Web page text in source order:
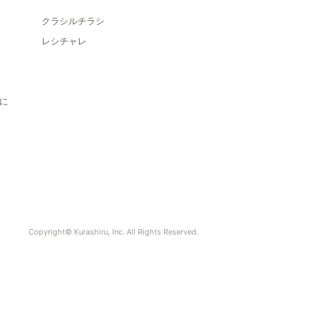
クラシルチラシ
レシチャレ
Copyright© Kurashiru, Inc. All Rights Reserved.